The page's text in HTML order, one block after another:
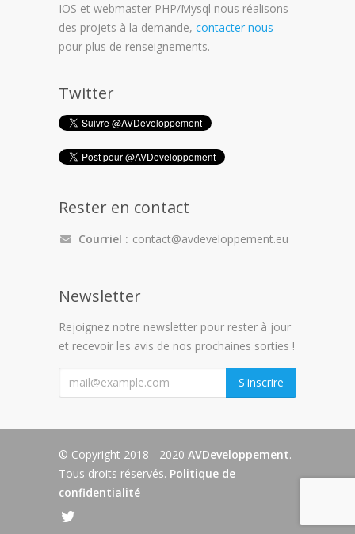
IOS et webmaster PHP/Mysql nous réalisons
des projets à la demande, contacter nous
pour plus de renseignements.
Twitter
Rester en contact
Courriel : contact@avdeveloppement.eu
Newsletter
Rejoignez notre newsletter pour rester à jour
et recevoir les avis de nos prochaines sorties !
S'inscrire
© Copyright 2018 - 2020 AVDeveloppement.
Tous droits réservés. Politique de
confidentialité